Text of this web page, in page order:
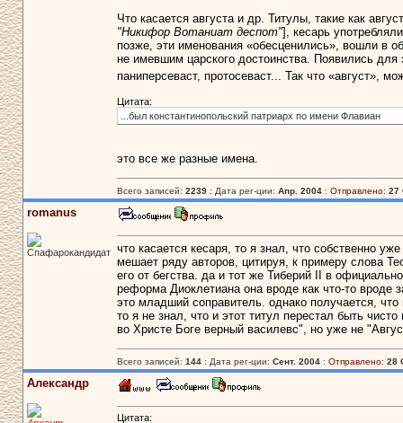
Что касается августа и др. Титулы, такие как
"Никифор Вотаниат деспот"], кесарь
позже, эти именования «обесценились», вошли в
не имевшим царского достоинства. Появились для
паниперсеваст, протосеваст... Так что «август»,
Цитата:
...был константинопольский патриарх по имени Флавиан
это все же разные имена.
Всего записей: 2239: Дата рег-ции: Апр. 2004: Отправлено: 27
romanus
Спафарокандидат
что касается кесаря, то я знал, что собственно
мешает ряду авторов, цитируя, к примеру слова
его от бегства. да и тот же Тиберий II в
реформа Диоклетиана она вроде как что-то вроде
это младший соправитель. однако получается,
то я не знал, что и этот титул перестал быть
во Христе Боге верный василевс", но уже не
Всего записей: 144: Дата рег-ции: Сент. 2004: Отправлено: 28
Александр
Цитата: